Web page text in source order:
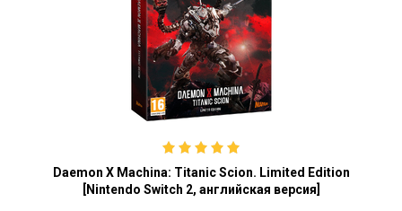
Daemon X Machina: Titanic Scion. Limited Edition
[Nintendo Switch 2, английская версия]